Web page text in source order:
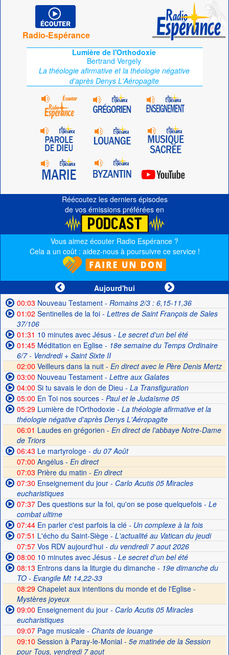
Radio-Espérance
Lumière de l'Orthodoxie
Bertrand Vergely
La théologie afirmative et la théologie négative
d'après Denys L'Aéropagite
Réécoutez les derniers épisodes
de vos émissions préférées en
Vous aimez écouter Radio Espérance ?
Cela a un coût : aidez-nous à poursuivre ce service !
Aujourd'hui
00:03 Nouveau Testament- Romains 2/3 : 6,15-11,36
01:02 Sentinelles de la foi- Lettres de Saint François de Sales
37/106
01:31 10 minutes avec Jésus- Le secret d'un bel été
01:45Méditation en Eglise- 18e semaine du Temps Ordinaire
6/7 - Vendredi + Saint Sixte II
02:00 Veilleurs dans la nuit - En direct avec le Père Denis Mertz
03:00 Nouveau Testament- Lettre aux Galates
04:00 Si tu savais le don de Dieu - La Transfiguration
05:00 En Toi nos sources- Paul et le Judaïsme 05
05:29Lumière de l'Orthodoxie- La théologie afirmative et la
théologie négative d'après Denys L'Aéropagite
06:01 Laudes en grégorien - En direct de l'abbaye Notre-Dame
de Triors
06:43 Le martyrologe- du 07 Août
07:00 Angélus - En direct
07:03 Prière du matin - En direct
07:30 Enseignement du jour- Carlo Acutis 05 Miracles
eucharistiques
07:37Des questions sur la foi, qu'on se pose quelquefois- Le
combat ultime
07:44En parler c'est parfois la clé- Un complexe à la fois
07:51 L'écho du Saint-Siège- L'actualité au Vatican du jeudi
07:57Vos RDV aujourd'hui- du vendredi 7 aout 2026
08:00 10 minutes avec Jésus- Le secret d'un bel été
08:13 Entrons dans la liturgie du dimanche- 19e dimanche du
TO - Evangile Mt 14,22-33
08:29 Chapelet aux intentions du monde et de l'Eglise -
Mystères joyeux
09:00 Enseignement du jour- Carlo Acutis 05 Miracles
eucharistiques
09:07Page musicale- Chants de louange
09:10 Session à Paray-le-Monial - 5e matinée de la Session
pour Tous, vendredi 7 aout